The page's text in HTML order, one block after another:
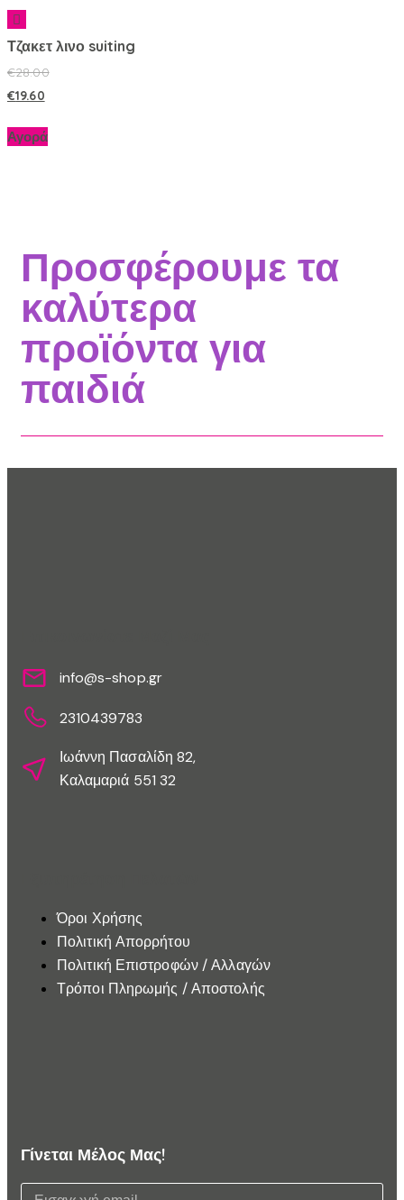
Τζακετ λινο suiting
€28.00
€19.60
Αγορά
Προσφέρουμε τα
καλύτερα
προϊόντα για
παιδιά
info@s-shop.gr
2310439783
Ιωάννη Πασαλίδη 82,
Καλαμαριά 551 32
Όροι Χρήσης
Πολιτική Απορρήτου
Πολιτική Επιστροφών / Αλλαγών
Τρόποι Πληρωμής / Αποστολής
Γίνεται Μέλος Μας!